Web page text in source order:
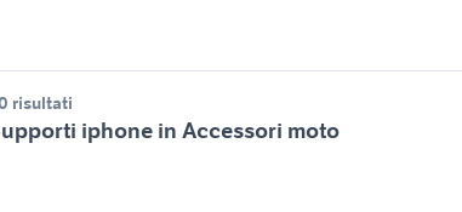
risultati
iphone in Accessori moto